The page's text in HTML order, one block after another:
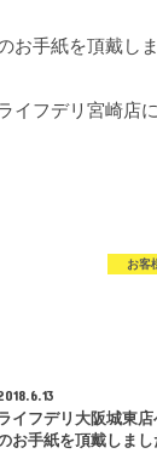
お手紙を頂戴しま
イフデリ宮崎店
お客
イフデリ大阪城東店
お手紙を頂戴しまし